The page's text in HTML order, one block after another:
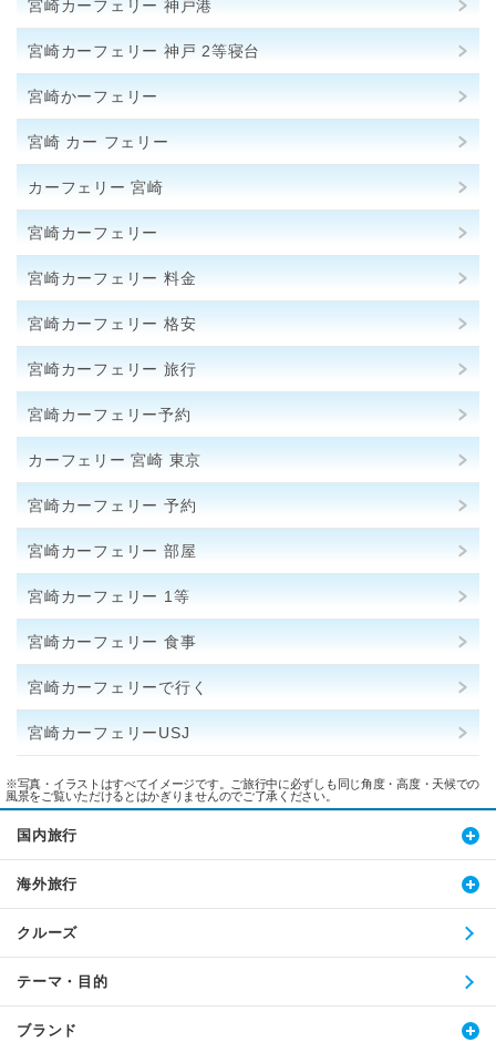
宮崎カーフェリー 神戸港
宮崎カーフェリー 神戸 2等寝台
宮崎かーフェリー
宮崎 カー フェリー
カーフェリー 宮崎
宮崎カーフェリー
宮崎カーフェリー 料金
宮崎カーフェリー 格安
宮崎カーフェリー 旅行
宮崎カーフェリー予約
カーフェリー 宮崎 東京
宮崎カーフェリー 予約
宮崎カーフェリー 部屋
宮崎カーフェリー 1等
宮崎カーフェリー 食事
宮崎カーフェリーで行く
宮崎カーフェリーUSJ
※写真・イラストはすべてイメージです。ご旅行中に必ずしも同じ角度・高度・天候での
風景をご覧いただけるとはかぎりませんのでご了承ください。
国内旅行
海外旅行
クルーズ
テーマ・目的
ブランド